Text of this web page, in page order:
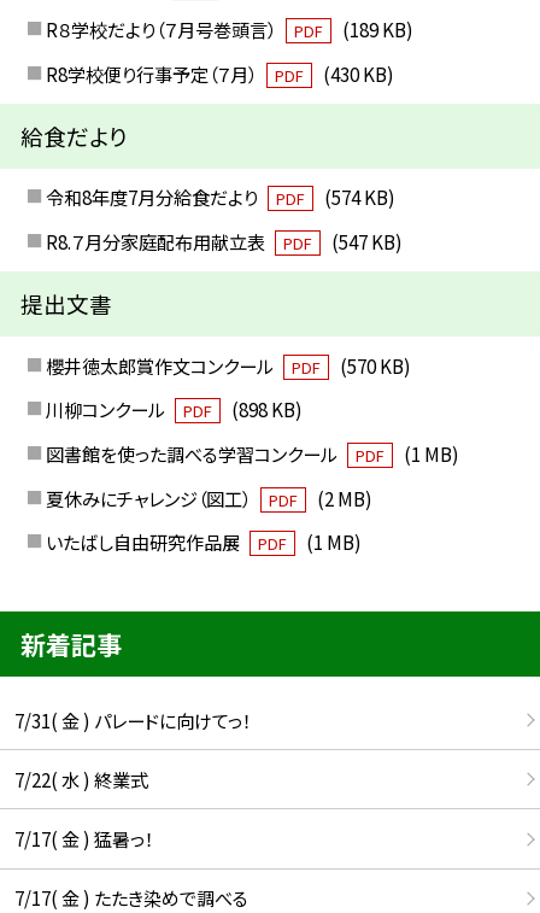
R８学校だより（７月号巻頭言）
PDF
(189 KB)
R8学校便り行事予定（７月）
PDF (430 KB)
給食だより
令和8年度7月分給食だより PDF
(574 KB)
R8.７月分家庭配布用献立表
PDF (547 KB)
提出文書
櫻井徳太郎賞作文コンクール PDF
(570 KB)
川柳コンクール
PDF
(898 KB)
図書館を使った調べる学習コンクール
PDF
(1 MB)
夏休みにチャレンジ（図工）
PDF
(2 MB)
いたばし自由研究作品展
PDF (1 MB)
新着記事
7/31( 金 ) パレードに向けてっ！
7/22( 水 ) 終業式
7/17( 金 ) 猛暑っ！
7/17( 金 ) たたき染めで調べる